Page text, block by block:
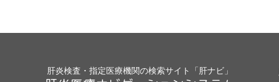
肝炎検査・指定医療機関の検索サイト「肝ナビ」